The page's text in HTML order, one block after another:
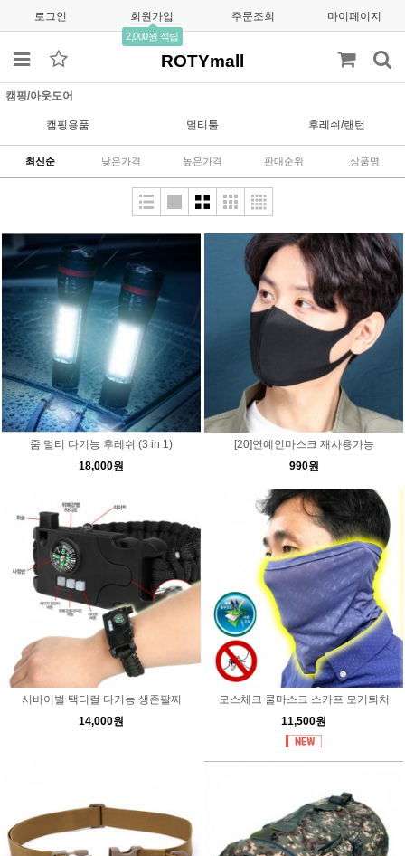
로그인 회원가입
2,000원 적립
주문조회 마이페이지
ROTYmall
캠핑/아웃도어
캠핑용품 멀티툴 후레쉬/랜턴
최신순 낮은가격 높은가격 판매순위 상품명
줌 멀티 다기능 후레쉬 (3 in 1)
18,000원
[20]연예인마스크 재사용가능
990원
서바이벌 택티컬 다기능 생존팔찌
14,000원
모스체크 쿨마스크 스카프 모기퇴치
11,500원